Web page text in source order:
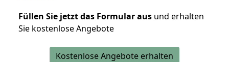
Füllen Sie jetzt das Formular aus und erhalten
Sie kostenlose Angebote
Kostenlose Angebote erhalten